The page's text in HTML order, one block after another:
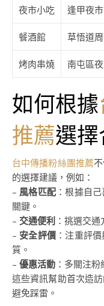
夜市小吃 逢甲夜市
餐酒館 草悟道
烤肉串燒 南屯區
如何根據
推薦選
台中傳播粉絲團推薦
的選擇建議，例如：
– 風格匹配 ：根據自
關鍵。
– 交通便利 ：挑選交
– 安全評價 ：注重評
質。
– 優惠活動 ：多關注
這些資訊幫助首次造
避免踩雷。